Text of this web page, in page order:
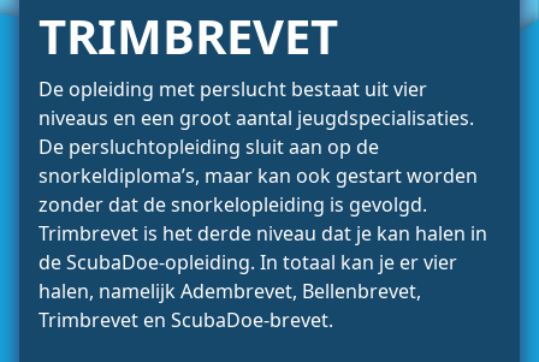
TRIMBREVET
De opleiding met perslucht bestaat uit vier
niveaus en een groot aantal jeugdspecialisaties.
De persluchtopleiding sluit aan op de
snorkeldiploma’s, maar kan ook gestart worden
zonder dat de snorkelopleiding is gevolgd.
Trimbrevet is het derde niveau dat je kan halen in
de ScubaDoe-opleiding. In totaal kan je er vier
halen, namelijk Adembrevet, Bellenbrevet,
Trimbrevet en ScubaDoe-brevet.